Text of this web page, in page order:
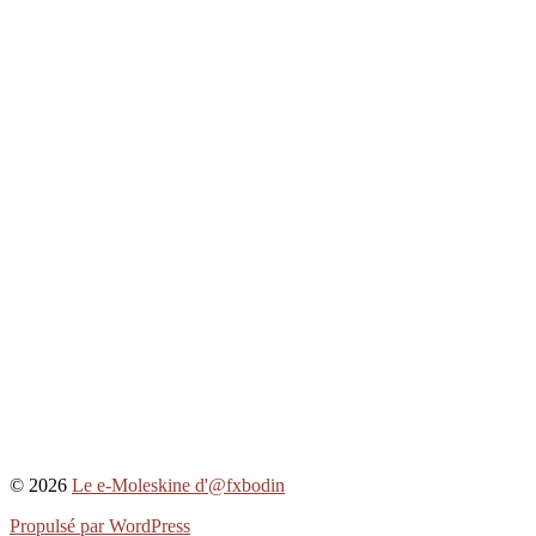
© 2026 Le e-Moleskine d'@fxbodin
Propulsé par WordPress